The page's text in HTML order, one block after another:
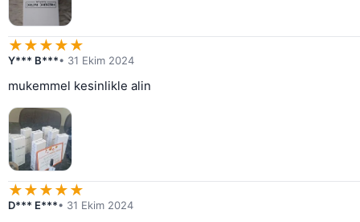
★★★★★
Y*** B***• 31 Ekim 2024
mukemmel kesinlikle alin
★★★★★
D*** E***• 31 Ekim 2024